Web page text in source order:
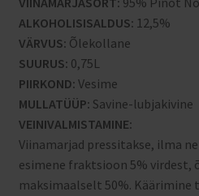
ALKOHOLISISALDUS: 12,5%
VÄRVUS: Õlekollane
SUURUS: 0,75L
PIIRKOND: Vesime
MULLATÜÜP: Savine-lubjakivine
VEINIVALMISTAMINE:
Viinamarjad pressitakse, ilma
esimene fraktsioon 5% virdest,
maksimaalselt 50%. Käärimine